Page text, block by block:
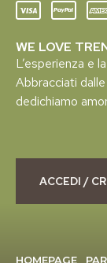
WE LOVE
L’esperienza e
Abbracciati
dedichiamo
ACCEDI /
HOMEPAGE